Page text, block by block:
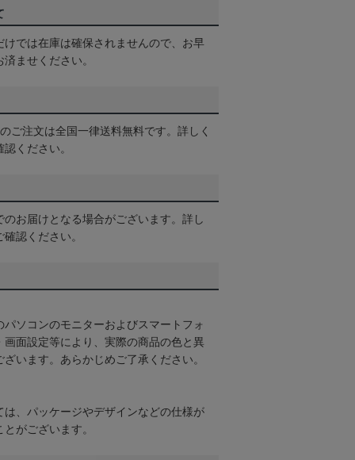
けでは在庫は確保されませんので、お早
ませください。
ご注文は全国一律送料無料です。詳しく
認ください。
お届けとなる場合がございます。詳し
確認ください。
ソコンのモニターおよびスマートフォ
画面設定等により、実際の商品の色と異
います。あらかじめご了承ください。
は、パッケージやデザインなどの仕様が
がございます。